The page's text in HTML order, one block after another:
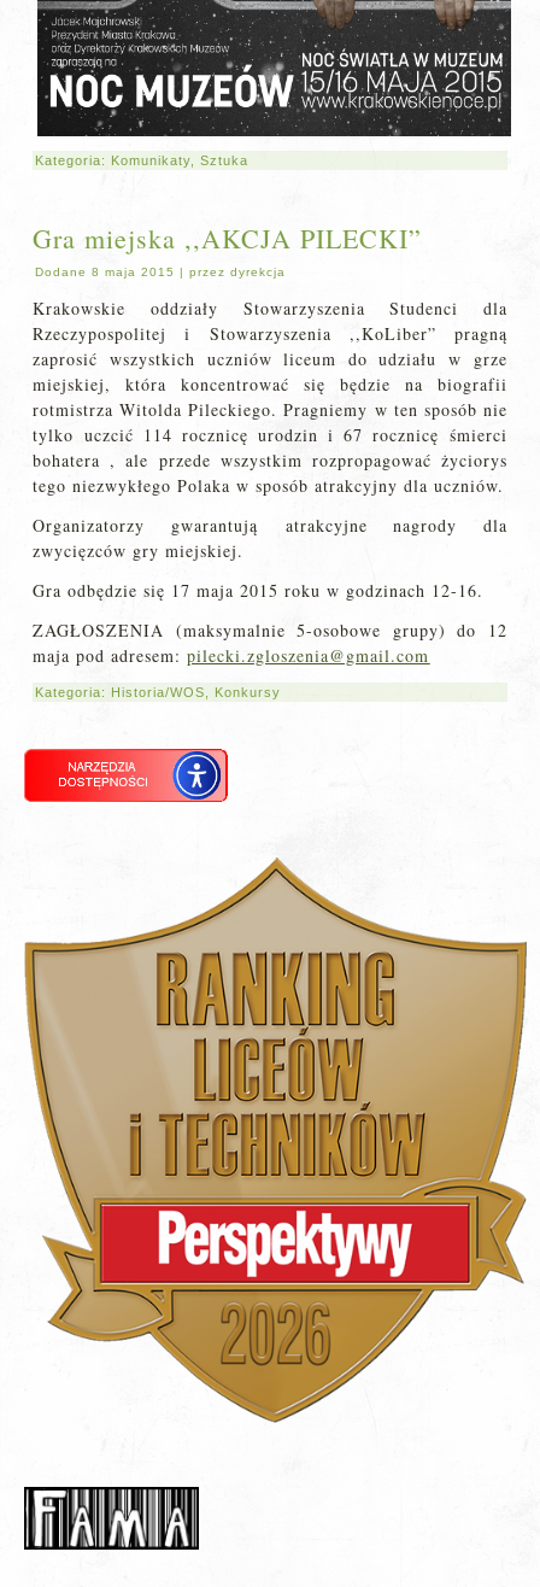
Kategoria: Komunikaty ,Sztuka
Gra miejska ,,AKCJA PILECKI”
Dodane 8 maja 2015 |przez dyrekcja
Krakowskie oddziały Stowarzyszenia Studenci dla
Rzeczypospolitej i Stowarzyszenia ,,KoLiber” pragną
zaprosić wszystkich uczniów liceum do udziału w grze
miejskiej, która koncentrować się będzie na biografii
rotmistrza Witolda Pileckiego. Pragniemy w ten sposób nie
tylko uczcić 114 rocznicę urodzin i 67 rocznicę śmierci
bohatera , ale przede wszystkim rozpropagować życiorys
tego niezwykłego Polaka w sposób atrakcyjny dla uczniów.
Organizatorzy gwarantują atrakcyjne nagrody dla
zwycięzców gry miejskiej.
Gra odbędzie się 17 maja 2015 roku w godzinach 12-16.
ZAGŁOSZENIA (maksymalnie 5-osobowe grupy) do 12
maja pod adresem:pilecki.zgloszenia@gmail.com
Kategoria: Historia/WOS Konkursy